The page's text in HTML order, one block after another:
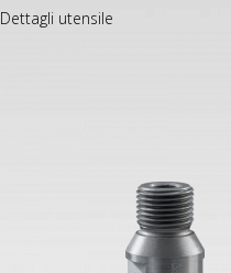
Dettagli utensile